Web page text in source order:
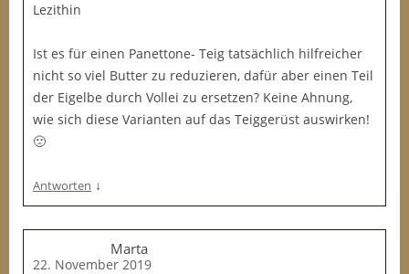
Lezithin
Ist es für einen Panettone- Teig tatsächlich hilfreicher
nicht so viel Butter zu reduzieren, dafür aber einen Teil
der Eigelbe durch Vollei zu ersetzen? Keine Ahnung,
wie sich diese Varianten auf das Teiggerüst auswirken!
🙁
Antworten ↓
Marta
22. November 2019